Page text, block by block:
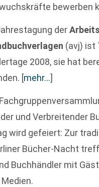
bewerben
der
(avj) ist
2008, sie hat
[mehr…]
und Verbreitender
wird gefeiert: Zur
Bücher-Nacht
Buchhändler mit